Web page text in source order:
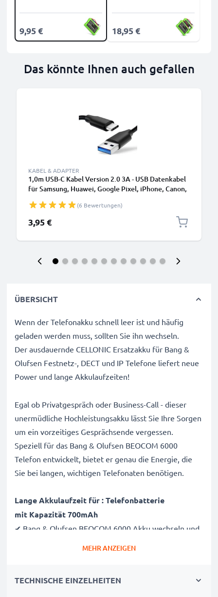
9,95 € 18,95 €
Das könnte Ihnen auch gefallen
KABEL & ADAPTER
1,0m USB-C Kabel Version 2.0 3A - USB Datenkabel
für Samsung, Huawei, Google Pixel, iPhone, Canon,
(6 Bewertungen)
3,95 €
ÜBERSICHT
Wenn der Telefonakku schnell leer ist und häufig
geladen werden muss, sollten Sie ihn wechseln.
Der ausdauernde CELLONIC Ersatzakku für Bang &
Olufsen Festnetz-, DECT und IP Telefone liefert neue
Power und lange Akkulaufzeiten!
Egal ob Privatgespräch oder Business-Call - dieser
unermüdliche Hochleistungsakku lässt Sie Ihre Sorgen
um ein vorzeitiges Gesprächsende vergessen.
Speziell für das Bang & Olufsen BEOCOM 6000
Telefon entwickelt, bietet er genau die Energie, die
Sie bei langen, wichtigen Telefonaten benötigen.
Lange Akkulaufzeit für : Telefonbatterie
mit Kapazität 700mAh
✔ Bang & Olufsen BEOCOM 6000 Akku wechseln und
✔ Hohe Kapazität für lange Nutzungsdauer -
MEHR ANZEIGEN
TECHNISCHE EINZELHEITEN